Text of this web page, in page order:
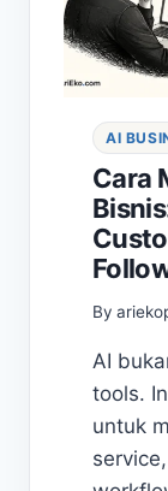
AI
Cara
By
AI
tools.
untuk